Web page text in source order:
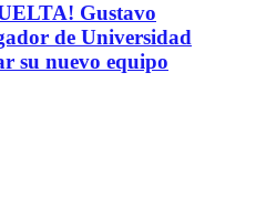
Gustavo
de Universidad
su nuevo equipo